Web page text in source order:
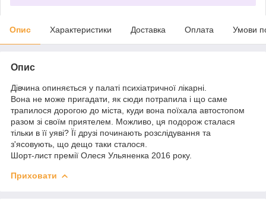
Опис Характеристики Доставка Оплата Умови
Опис
Дівчина опиняється у палаті психіатричної лікарні.
Вона не може пригадати, як сюди потрапила і що саме
трапилося дорогою до міста, куди вона поїхала автостопом
разом зі своїм приятелем. Можливо, ця подорож сталася
тільки в її уяві? Її друзі починають розслідування та
з'ясовують, що дещо таки сталося.
Шорт-лист премії Олеся Ульяненка 2016 року.
Приховати